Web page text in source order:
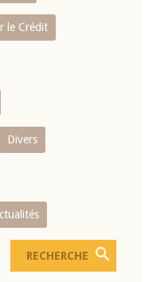
le Crédit
Divers